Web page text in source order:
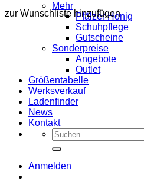
Mehr
Pfälzer Honig
Schuhpflege
Gutscheine
Sonderpreise
Angebote
Outlet
Größentabelle
Werksverkauf
Ladenfinder
News
Kontakt
Suche
nach:
Anmelden
zur Wunschliste hinzufügen